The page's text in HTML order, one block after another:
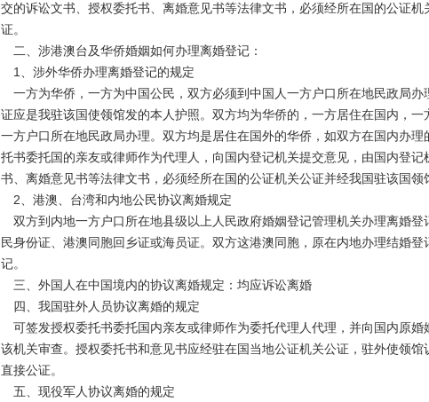
交的诉讼文书、授权委托书、离婚意见书等法律文书，必须经所在国的公证机
证。
二、涉港澳台及华侨婚姻如何办理离婚登记：
1、涉外华侨办理离婚登记的规定
一方为华侨，一方为中国公民，双方必须到中国人一方户口所在地民政局办
证应是我驻该国使领馆发的本人护照。双方均为华侨的，一方居住在国内，
一方户口所在地民政局办理。双方均是居住在国外的华侨，如双方在国内办
托书委托国的亲友或律师作为代理人，向国内登记机关提交意见，由国内登
书、离婚意见书等法律文书，必须经所在国的公证机关公证并经我国驻该国领
2、港澳、台湾和内地公民协议离婚规定
双方到内地一方户口所在地县级以上人民政府婚姻登记管理机关办理离婚登
民身份证、港澳同胞回乡证或海员证。双方这港澳同胞，原在内地办理结婚
记。
三、外国人在中国境内的协议离婚规定：均应诉讼离婚
四、我国驻外人员协议离婚的规定
可签发授权委托书委托国内亲友或律师作为委托代理人代理，并向国内原婚
该机关审查。授权委托书和意见书应经驻在国当地公证机关公证，驻外使领
直接公证。
五、现役军人协议离婚的规定